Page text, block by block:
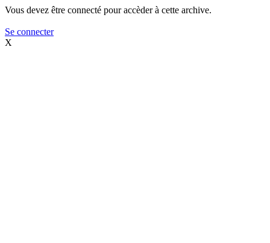
Vous devez être connecté pour accèder à cette archive.
Se connecter
X